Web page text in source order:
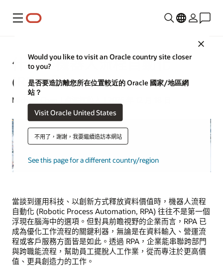
功能表
Would you like to visit an Oracle country site closer
to you?
是否要造訪離您所在位置較近的 Oracle 國家/地區網
站？
Visit Oracle United States
不用了，謝謝，我要繼續造訪本網站
See this page for a different country/region
什麼是機器人流程自動化
(RPA)？
Michael Chen | 資深撰稿人 | 2025 年 12 月 18 日
當談到運用科技、以創新方式釋放資料價值時，機器人流程
自動化 (Robotic Process Automation, RPA) 往往不是第一個
浮現在腦海中的選項。但對具前瞻視野的企業而言，RPA 已
成為優化工作流程的關鍵利器，無論是在資料輸入、營運流
程或客戶服務方面皆是如此。透過 RPA，企業能串聯跨部門
與跨職能流程，幫助員工擺脫人工作業，從而專注於更高價
值、更具創造力的工作。